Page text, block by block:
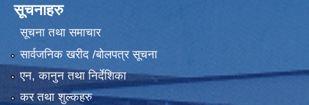
सूचनाहरु
सूचना तथा समाचार
सार्वजनिक खरीद /बोलपत्र सूचना
एन, कानुन तथा निर्देशिका
कर तथा शुल्कहरु